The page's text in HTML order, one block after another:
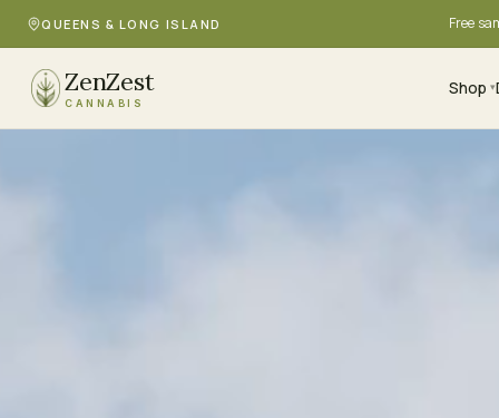
QUEENS & LONG ISLAND Free
ZenZest
CANNABIS
Shop ▾